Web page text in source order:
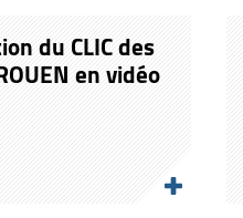
du CLIC des
en vidéo